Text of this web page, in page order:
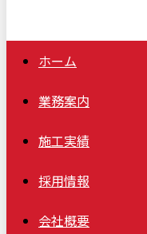
ホーム
業務案内
施工実績
採用情報
会社概要